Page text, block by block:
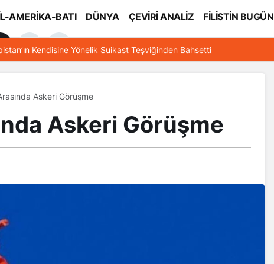
AMERİKA-BATI DÜNYA ÇEVİRİ ANALİZ FİLİSTİN BUGÜN
Kendisine Yönelik Suikast Teşviğinden Bahsetti
Askeri Görüşme
Askeri Görüşme